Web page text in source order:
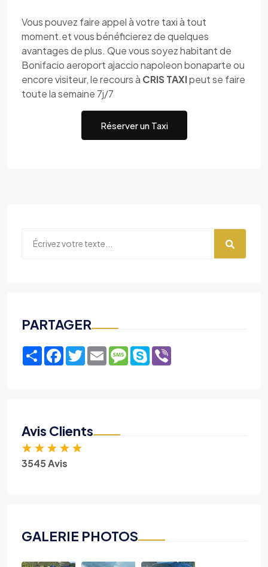
Vous pouvez faire appel à votre taxi à tout
moment.et vous bénéficierez de quelques
avantages de plus. Que vous soyez habitant de
Bonifacio aeroport ajaccio napoleon bonaparte ou
encore visiteur, le recours à CRIS TAXIpeut se faire
toute la semaine 7j/7
Réserver un Taxi
PARTAGER
ShareFacebook
TwitterEmailMessage
Skype
Avis Clients
★ ★ ★ ★ ★
3545 Avis
GALERIE PHOTOS